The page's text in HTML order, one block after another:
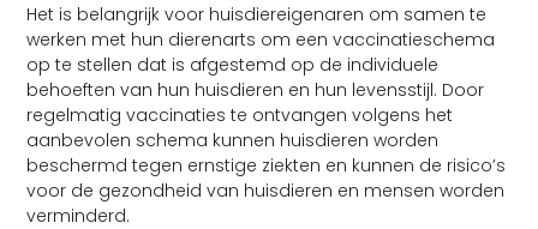
Het is belangrijk voor huisdiereigenaren om samen te
werken met hun dierenarts om een vaccinatieschema
op te stellen dat is afgestemd op de individuele
behoeften van hun huisdieren en hun levensstijl. Door
regelmatig vaccinaties te ontvangen volgens het
aanbevolen schema kunnen huisdieren worden
beschermd tegen ernstige ziekten en kunnen de risico’s
voor de gezondheid van huisdieren en mensen worden
verminderd.